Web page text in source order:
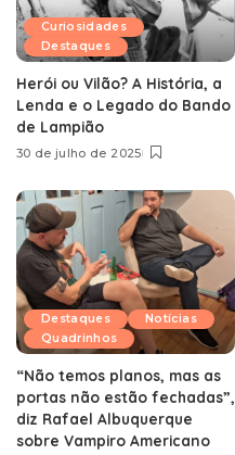
Curiosidades
Destaques
Herói ou Vilão? A História, a
Lenda e o Legado do Bando
de Lampião
30 de julho de 2025
Destaques
Notícias
Quadrinhos
“Não temos planos, mas as
portas não estão fechadas”,
diz Rafael Albuquerque
sobre Vampiro Americano